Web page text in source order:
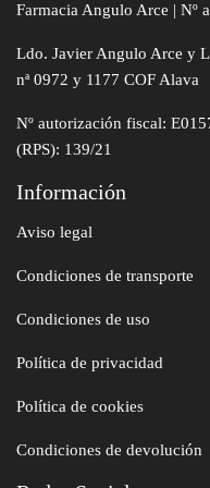
Farmacia Angulo Arce | Nº
Ldo. Javier Angulo Arce y
nª 0972 y 1177 COF Alava
Nº autorización fiscal:
(RPS): 139/21
Información
Aviso legal
Condiciones de transporte
Condiciones de uso
Política de privacidad
Política de cookies
Condiciones de devolución